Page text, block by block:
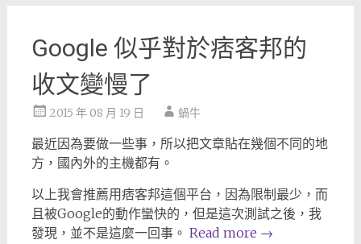
Google 似乎對於痞客邦的
收文變慢了
2015 年 08 月 19 日 蝸牛
最近因為要做一些事，所以把文章貼在幾個不同的地
方，國內外的主機都有。
以上我會推薦用痞客邦這個平台，因為限制最少，而
且被Google的動作蠻快的，但是這次測試之後，我
發現，並不是這麼一回事。 Read more →